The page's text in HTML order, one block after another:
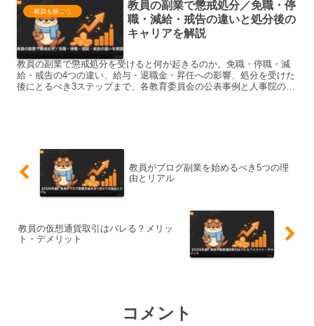
教員も稼ごう
教員の副業で懲戒処分／免職・停
職・減給・戒告の違いと処分後の
キャリアを解説
教員の副業で懲戒処分を受けると何が起きるのか。免職・停職・減
給・戒告の4つの違い、給与・退職金・昇任への影響、処分を受けた
後にとるべき3ステップまで、各教育委員会の公表事例と人事院の指
教員がブログ副業を始めるべき5つの理
由とリアル
教員の仮想通貨取引はバレる？メリッ
ト・デメリット
コメント